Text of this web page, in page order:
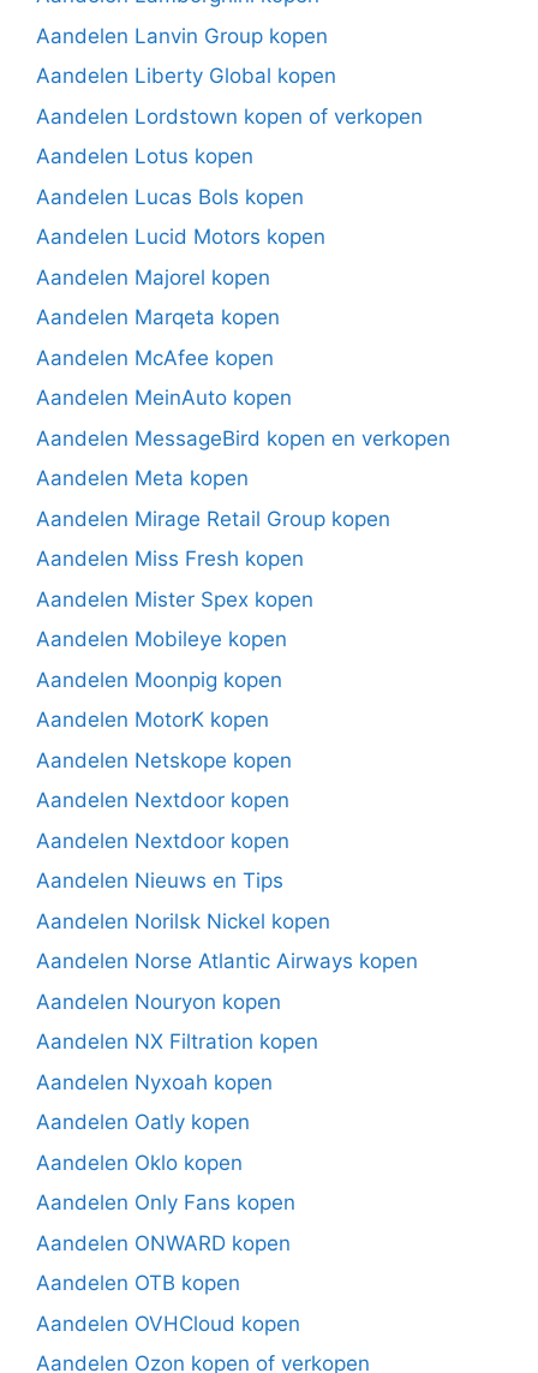
Aandelen Lanvin Group kopen
Aandelen Liberty Global kopen
Aandelen Lordstown kopen of verkopen
Aandelen Lotus kopen
Aandelen Lucas Bols kopen
Aandelen Lucid Motors kopen
Aandelen Majorel kopen
Aandelen Marqeta kopen
Aandelen McAfee kopen
Aandelen MeinAuto kopen
Aandelen MessageBird kopen en verkopen
Aandelen Meta kopen
Aandelen Mirage Retail Group kopen
Aandelen Miss Fresh kopen
Aandelen Mister Spex kopen
Aandelen Mobileye kopen
Aandelen Moonpig kopen
Aandelen MotorK kopen
Aandelen Netskope kopen
Aandelen Nextdoor kopen
Aandelen Nextdoor kopen
Aandelen Nieuws en Tips
Aandelen Norilsk Nickel kopen
Aandelen Norse Atlantic Airways kopen
Aandelen Nouryon kopen
Aandelen NX Filtration kopen
Aandelen Nyxoah kopen
Aandelen Oatly kopen
Aandelen Oklo kopen
Aandelen Only Fans kopen
Aandelen ONWARD kopen
Aandelen OTB kopen
Aandelen OVHCloud kopen
Aandelen Ozon kopen of verkopen